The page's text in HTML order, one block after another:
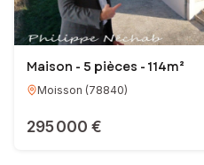
Maison - 5 pièces - 114m²
Moisson (78840)
295 000 €